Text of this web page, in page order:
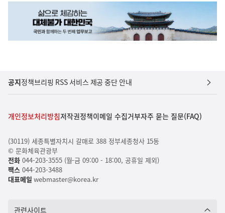
공지정책브리핑 RSS 서비스 제공 중단 안내
개인정보처리방침저작권정책이메일 수집거부자주 묻는 질문(FAQ)
(30119) 세종특별자치시 갈매로 388 정부세종청사 15동
© 문화체육관광부
전화044-203-3555 (월-금 09:00 - 18:00, 공휴일 제외)
팩스 044-203-3488
대표메일 webmaster@korea.kr
관련사이트